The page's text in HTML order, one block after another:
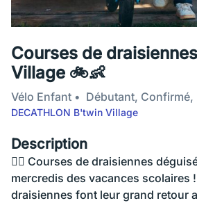
Courses de
Village 🚲👶
Vélo Enfant Débutant, Confirmé,
DECATHLON B'twin Village
Description
🚴‍♂️ Courses de draisiennes
mercredis des vacances scolaires
draisiennes font leur grand retour